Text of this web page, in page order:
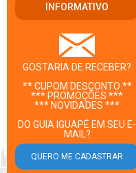
INFORMATIVO
GOSTARIA DE RECEBER?
** CUPOM DESCONTO **
*** PROMOÇÕES ***
*** NOVIDADES ***
DO GUIA IGUAPÉ EM SEU E-
MAIL?